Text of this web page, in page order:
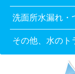
洗面所水漏れ・
その他、水のト